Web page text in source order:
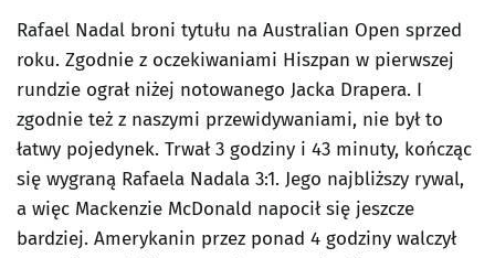
Rafael Nadal broni tytułu na Australian Open sprzed
roku. Zgodnie z oczekiwaniami Hiszpan w pierwszej
rundzie ograł niżej notowanego Jacka Drapera. I
zgodnie też z naszymi przewidywaniami, nie był to
łatwy pojedynek. Trwał 3 godziny i 43 minuty, kończąc
się wygraną Rafaela Nadala 3:1. Jego najbliższy rywal,
a więc Mackenzie McDonald napocił się jeszcze
bardziej. Amerykanin przez ponad 4 godziny walczył